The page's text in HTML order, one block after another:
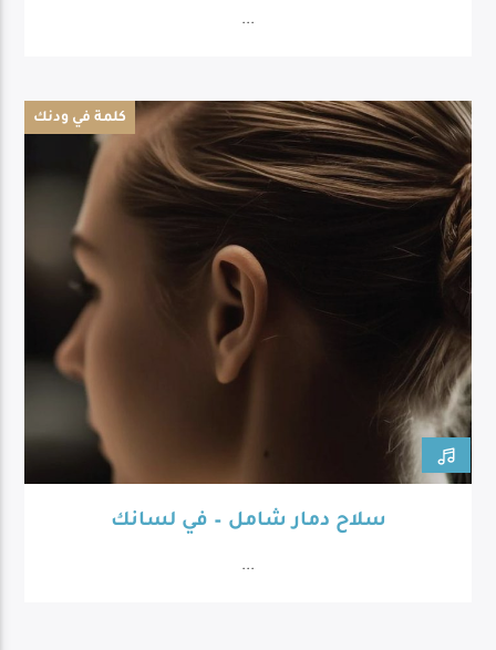
...
كلمة في ودنك
سلاح دمار شامل – في لسانك
...